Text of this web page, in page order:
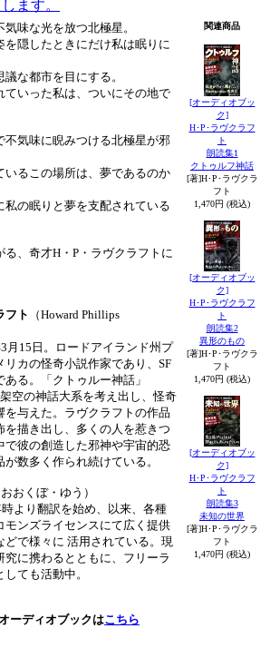
ます。
味な光を放つ北極星。
を隠したときにだけ私は眠りに
な都市を目にする。
ていった私は、ついにその地で
不気味に睨みつける北極星が邪
いるこの場所は、夢であるのか
私の眠りと夢を支配されている
る、奇才H・P・ラヴクラフトに
フト
（Howard Phillips
月15日。ロードアイランド州プ
リカの怪奇小説作家であり、SF
る。「クトゥルー神話」
空の神話大系を考え出し、怪奇
与えた。ラヴクラフトの作品
を描き出し、多くの人を惹きつ
で彼の創造した邪神や宇宙的恐
数多く作られ続けている。
おおくぼ・ゆう）
より翻訳を始め、以来、各種
モンズライセンスにて広く提供
どで様々に 活用されている。現
に携わるとともに、フリーラ
ても活動中。
ーディオブックはこちら
関連商品
[オーディオブッ
ク]
H･P･ラヴクラフ
ト
朗読集1
クトゥルフ神話
[著]H･P･ラヴクラ
フト
1,470円 (税込)
[オーディオブッ
ク]
H･P･ラヴクラフ
ト
朗読集2
異形のもの
[著]H･P･ラヴクラ
フト
1,470円 (税込)
[オーディオブッ
ク]
H･P･ラヴクラフ
ト
朗読集3
未知の世界
[著]H･P･ラヴクラ
フト
1,470円 (税込)